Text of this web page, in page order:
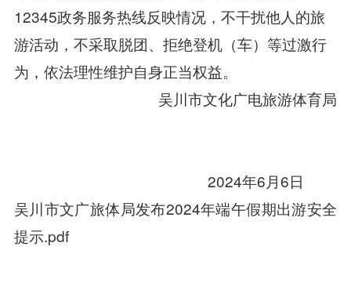
12345政务服务热线反映情况，不干扰他人的旅
游活动，不采取脱团、拒绝登机（车）等过激行
为，依法理性维护自身正当权益。
吴川市文化广电旅游体育局
2024年6月6日
吴川市文广旅体局发布2024年端午假期出游安全
提示.pdf